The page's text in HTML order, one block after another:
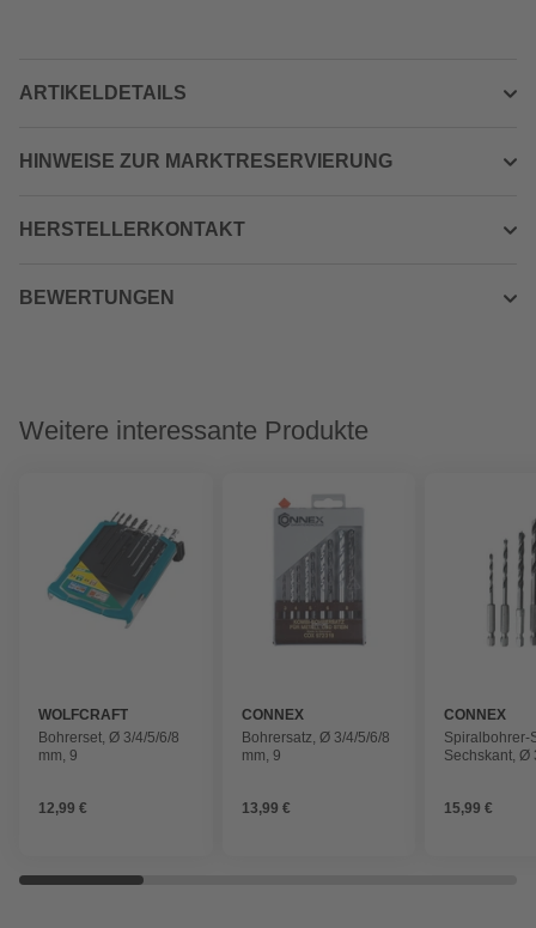
ARTIKELDETAILS
HINWEISE ZUR MARKTRESERVIERUNG
HERSTELLERKONTAKT
BEWERTUNGEN
Weitere interessante Produkte
WOLFCRAFT
Bohrerset, Ø 3/4/5/6/8
mm, 9
12,99 €
CONNEX
Bohrersatz, Ø 3/4/5/6/8
mm, 9
13,99 €
CONNEX
Spiralbohrer-
Sechskant, Ø
15,99 €